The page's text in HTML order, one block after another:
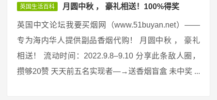
英国生活百科 月圆中秋 ， 豪礼相送！100%得奖
英国中文论坛我要买烟网（www.51buyan.net）——
专为海内华人提供副品香烟代购！ 月圆中秋 ， 豪礼
相送！ 流动时间：2022.9.8–9.10 分享此条敌人圈，
攒够20赞 天天前五名实现者—→送香烟盲盒 未中奖 ...